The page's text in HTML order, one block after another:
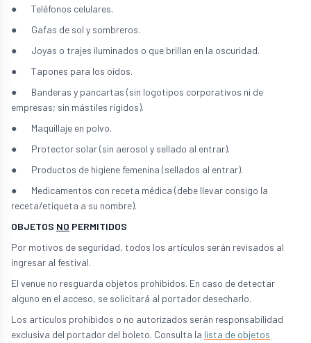
● Teléfonos celulares.
● Gafas de sol y sombreros.
● Joyas o trajes iluminados o que brillan en la oscuridad.
● Tapones para los oídos.
● Banderas y pancartas (sin logotipos corporativos ni de
empresas; sin mástiles rígidos).
● Maquillaje en polvo.
● Protector solar (sin aerosol y sellado al entrar).
● Productos de higiene femenina (sellados al entrar).
● Medicamentos con receta médica (debe llevar consigo la
receta/etiqueta a su nombre).
OBJETOS NO PERMITIDOS
Por motivos de seguridad, todos los artículos serán revisados al
ingresar al festival.
El venue no resguarda objetos prohibidos. En caso de detectar
alguno en el acceso, se solicitará al portador desecharlo.
Los artículos prohibidos o no autorizados serán responsabilidad
exclusiva del portador del boleto. Consulta la lista de objetos